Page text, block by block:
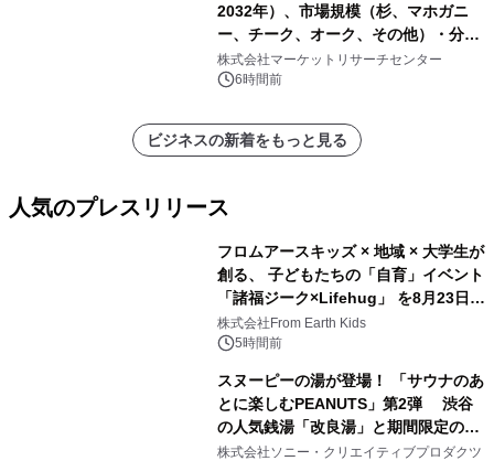
2032年）、市場規模（杉、マホガニ
ー、チーク、オーク、その他）・分析
レポートを発表
株式会社マーケットリサーチセンター
6時間前
ビジネスの新着をもっと見る
人気のプレスリリース
フロムアースキッズ × 地域 × 大学生が
創る、 子どもたちの「自育」イベント
「諸福ジーク×Lifehug」 を8月23日
(日)開催
株式会社From Earth Kids
5時間前
スヌーピーの湯が登場！ 「サウナのあ
とに楽しむPEANUTS」第2弾 渋谷
の人気銭湯「改良湯」と期間限定のコ
ラボレーション サウナイキタイコラ
株式会社ソニー・クリエイティブプロダクツ